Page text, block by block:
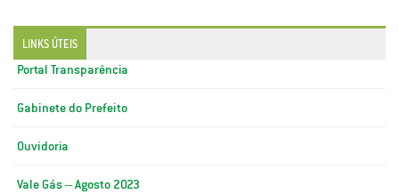
LINKS ÚTEIS
Portal Transparência
Gabinete do Prefeito
Ouvidoria
Vale Gás – Agosto 2023